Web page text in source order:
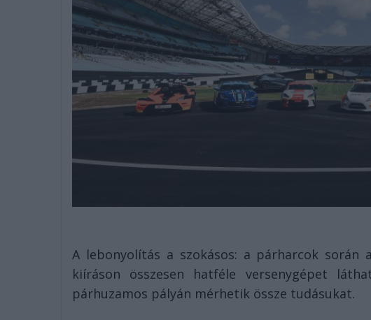
A lebonyolítás a szokásos: a párharcok
kiíráson összesen hatféle versenygépet
párhuzamos pályán mérhetik össze tudásukat.